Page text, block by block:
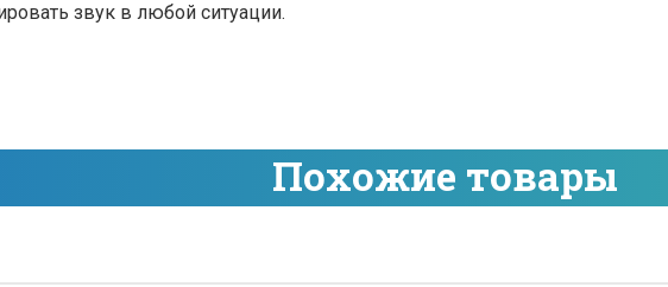
звук в любой ситуации.
Похожие товары